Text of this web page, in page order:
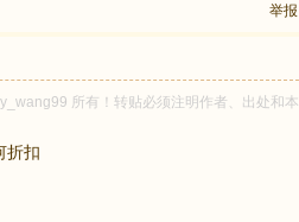
举报
所有！转贴必须注明作者、出处和本
折扣